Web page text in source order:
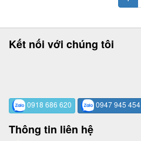
Kết nối với chúng tôi
0918 686 620 0947 945 454
Thông tin liên hệ